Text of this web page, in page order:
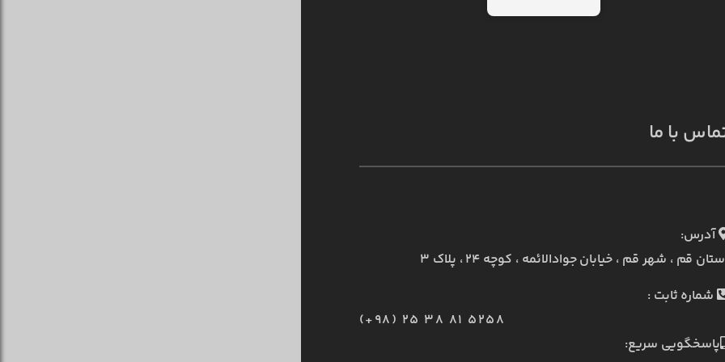
با ما
آدرس:
قم ، شهر قم ، خیابان جوادالائمه ، کوچه ۲۴ ، پلاک ۳
شماره ثابت :
(+98) 25 38 81 5258
پاسخگویی سریع: